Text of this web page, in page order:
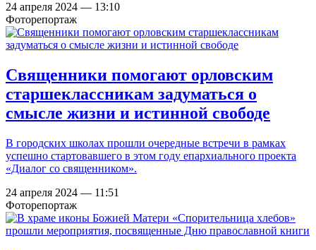
24 апреля 2024 — 13:10
Фоторепортаж
Священники помогают орловским
старшеклассникам задуматься о
смысле жизни и истинной свободе
В городских школах прошли очередные встречи в рамках
успешно стартовавшего в этом году епархиального проекта
«Диалог со священником».
24 апреля 2024 — 11:51
Фоторепортаж